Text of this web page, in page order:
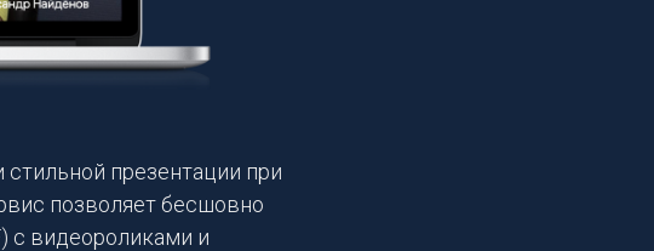
презентации при
позволяет бесшовно
с видеороликами и